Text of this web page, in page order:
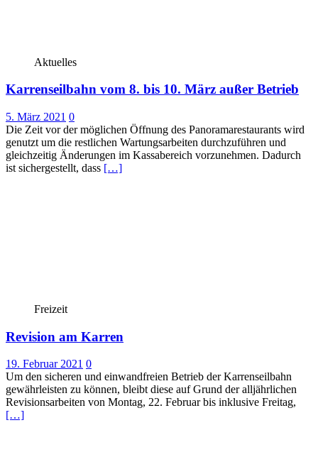
Aktuelles
Karrenseilbahn vom 8. bis 10. März außer Betrieb
5. März 2021 0
Die Zeit vor der möglichen Öffnung des Panoramarestaurants wird
genutzt um die restlichen Wartungsarbeiten durchzuführen und
gleichzeitig Änderungen im Kassabereich vorzunehmen. Dadurch
ist sichergestellt, dass […]
Freizeit
Revision am Karren
19. Februar 2021 0
Um den sicheren und einwandfreien Betrieb der Karrenseilbahn
gewährleisten zu können, bleibt diese auf Grund der alljährlichen
Revisionsarbeiten von Montag, 22. Februar bis inklusive Freitag,
[…]